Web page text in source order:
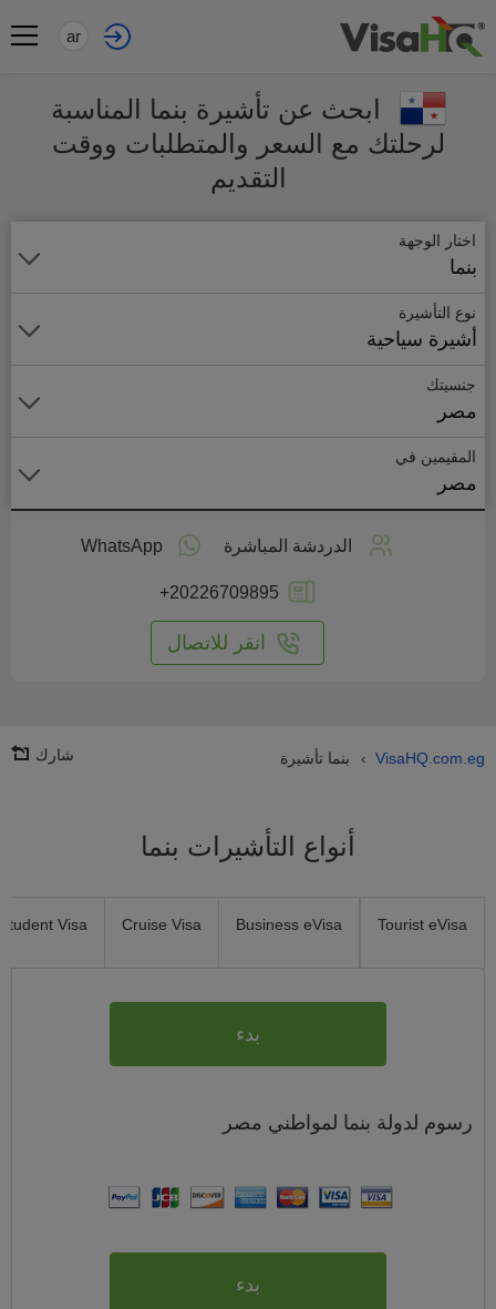
ar
ابحث عن تأشيرة بنما المناسبة
لرحلتك مع السعر والمتطلبات ووقت
التقديم
اختار الوجهة
بنما
نوع التأشيرة
أشيرة سياحية
جنسيتك
مصر
المقيمين في
مصر
الدردشة المباشرة WhatsApp
+20226709895
انقر للاتصال
VisaHQ.com.eg
› بنما تأشيرة شارك
أنواع التأشيرات بنما
Tourist eVisa
Business eVisa
Cruise Visa
Student Visa
بدء
رسوم لدولة بنما لمواطني مصر
بدء